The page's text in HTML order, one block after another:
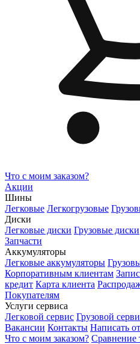
Что с моим заказом?
Акции
Шины
Легковые Легкогрузовые
Диски
Легковые диски Грузовые диски
Запчасти
Аккумуляторы
Легковые аккумуляторы
Корпоративным клиентам
кредит Карта клиента
Покупателям
Услуги сервиса
Легковой сервис Грузовой
Вакансии Контакты Написать
Что с моим заказом? Сравнение